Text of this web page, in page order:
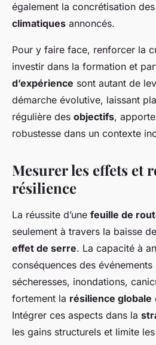
également la concrétisation des
climatiques annoncés.
Pour y faire face, renforcer la
investir dans la formation et
d’expérience sont autant de
démarche évolutive, laissant
régulière des objectifs,
robustesse dans un contexte
Mesurer les effets et
résilience
La réussite d’une feuille de
seulement à travers la baisse
effet de serre. La capacité à
conséquences des événements
sécheresses, inondations,
fortement la résilience globale
Intégrer ces aspects dans la
les gains structurels et limite